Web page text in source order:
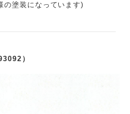
の塗装になっています)
）